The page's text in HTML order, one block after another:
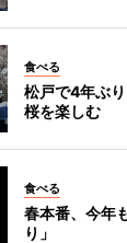
食べる
松戸で4年ぶ
桜を楽しむ
食べる
春本番、今年
り」